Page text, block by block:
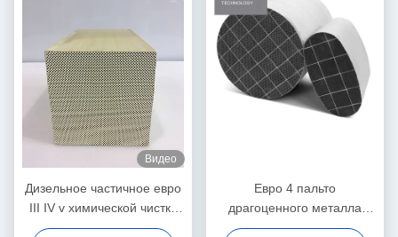
Видео
Дизельное частичное евро
III IV v химической чистки
Dpf катализатора фильтра
Евро 4 пальто
драгоценного металла
стены фильтра твердых